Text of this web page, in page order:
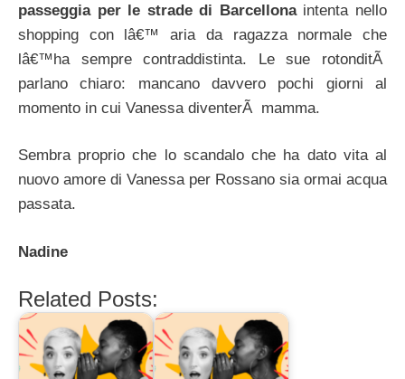
passeggia per le strade di Barcellona intenta nello
shopping con lâ€™ aria da ragazza normale che
lâ€™ha sempre contraddistinta. Le sue rotonditÃ
parlano chiaro: mancano davvero pochi giorni al
momento in cui Vanessa diventerÃ mamma.
Sembra proprio che lo scandalo che ha dato vita al
nuovo amore di Vanessa per Rossano sia ormai acqua
passata.
Nadine
Related Posts: